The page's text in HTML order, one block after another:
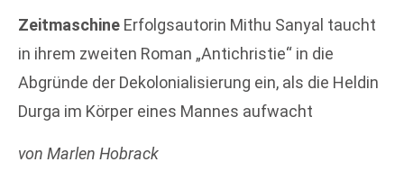
Zeitmaschine Erfolgsautorin Mithu Sanyal taucht
in ihrem zweiten Roman „Antichristie“ in die
Abgründe der Dekolonialisierung ein, als die Heldin
Durga im Körper eines Mannes aufwacht
von Marlen Hobrack